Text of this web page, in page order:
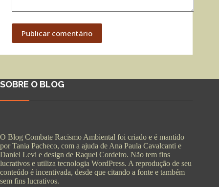
Publicar comentário
SOBRE O BLOG
O Blog Combate Racismo Ambiental foi criado e é mantido
por Tania Pacheco, com a ajuda de Ana Paula Cavalcanti e
Daniel Levi e design de Raquel Cordeiro. Não tem fins
lucrativos e utiliza tecnologia WordPress. A reprodução de seu
conteúdo é incentivada, desde que citando a fonte e também
sem fins lucrativos.